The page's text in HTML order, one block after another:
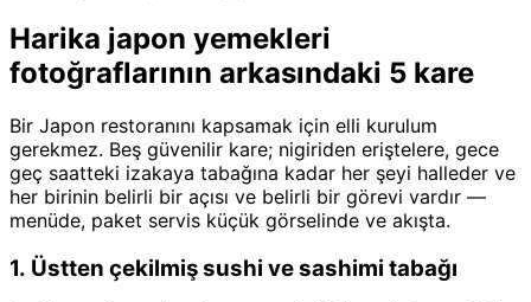
Harika japon yemekleri
fotoğraflarının arkasındaki 5 kare
Bir Japon restoranını kapsamak için elli kurulum
gerekmez. Beş güvenilir kare; nigiriden eriştelere, gece
geç saatteki izakaya tabağına kadar her şeyi halleder ve
her birinin belirli bir açısı ve belirli bir görevi vardır —
menüde, paket servis küçük görselinde ve akışta.
1. Üstten çekilmiş sushi ve sashimi tabağı